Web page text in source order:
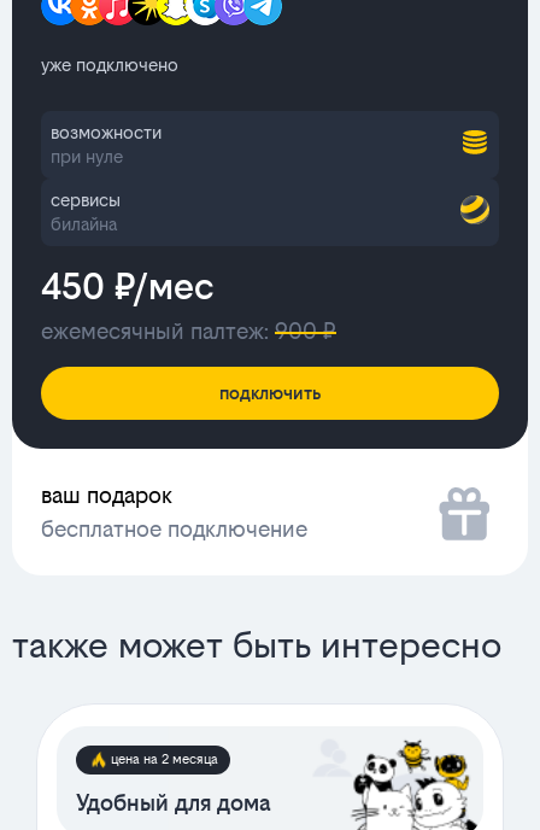
уже подключено
возможности
при нуле
сервисы
билайна
450 ₽/мес
ежемесячный палтеж: 900 ₽
подключить
ваш подарок
бесплатное подключение
также может быть интересно
цена на 2 месяца
Удобный для дома